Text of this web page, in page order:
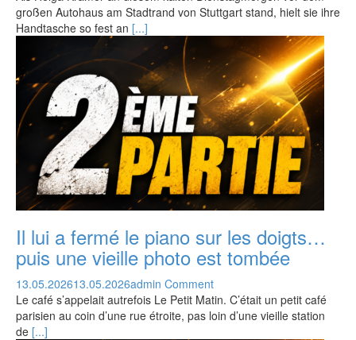
großen Autohaus am Stadtrand von Stuttgart stand, hielt sie ihre
Handtasche so fest an [...]
Il lui a fermé le piano sur les doigts…
puis une vieille photo est tombée
13.05.202613.05.2026admin Comment
Le café s’appelait autrefois Le Petit Matin. C’était un petit café
parisien au coin d’une rue étroite, pas loin d’une vieille station
de [...]